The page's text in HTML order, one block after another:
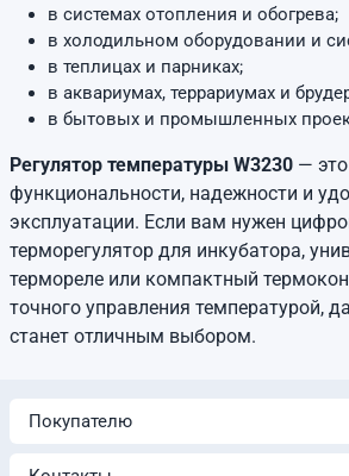
в системах отопления и обогрева;
в холодильном оборудовании и
в теплицах и парниках;
в аквариумах, террариумах и
в бытовых и промышленных
Регулятор температуры W3230 —
функциональности, надежности и
эксплуатации. Если вам нужен
терморегулятор для инкубатора,
термореле или компактный
точного управления температурой,
станет отличным выбором.
Покупателю